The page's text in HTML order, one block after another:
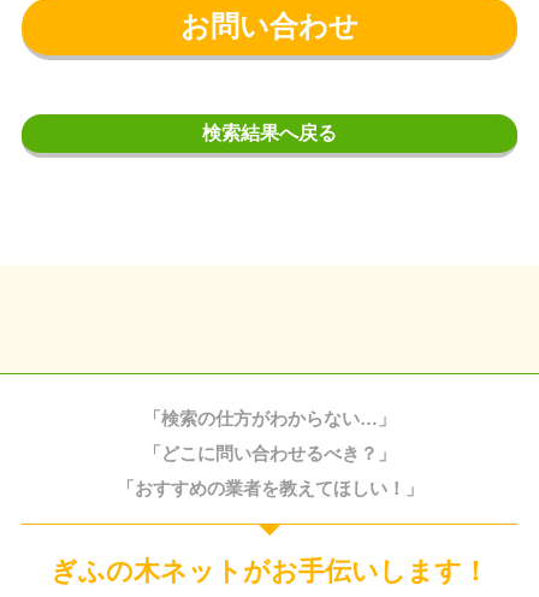
お問い合わせ
検索結果へ戻る
「検索の仕方がわからない…」
「どこに問い合わせるべき？」
「おすすめの業者を教えてほしい！」
ぎふの木ネットがお手伝いします！